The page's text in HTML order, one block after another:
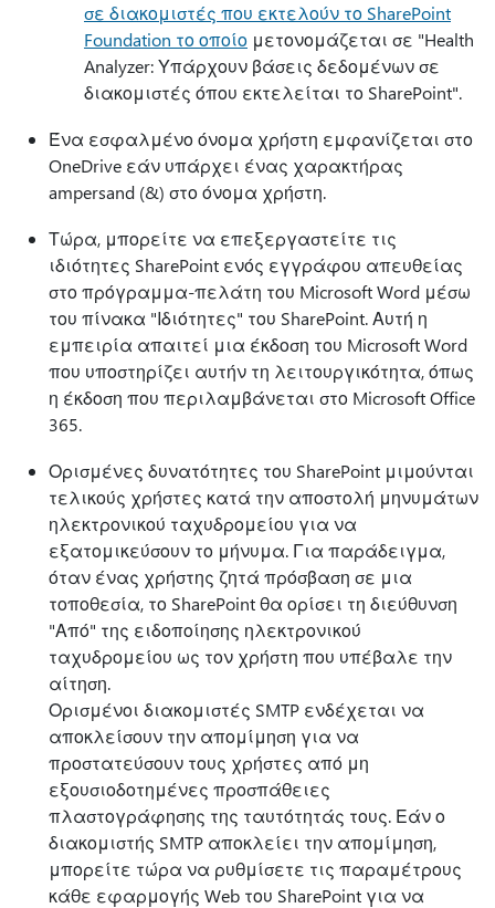
σε διακομιστές που εκτελούν το SharePoint
Foundation το οποίο μετονομάζεται σε "Health
Analyzer: Υπάρχουν βάσεις δεδομένων σε
διακομιστές όπου εκτελείται το SharePoint".
Ένα εσφαλμένο όνομα χρήστη εμφανίζεται στο
OneDrive εάν υπάρχει ένας χαρακτήρας
ampersand (&) στο όνομα χρήστη.
Τώρα, μπορείτε να επεξεργαστείτε τις
ιδιότητες SharePoint ενός εγγράφου απευθείας
στο πρόγραμμα-πελάτη του Microsoft Word μέσω
του πίνακα "Ιδιότητες" του SharePoint. Αυτή η
εμπειρία απαιτεί μια έκδοση του Microsoft Word
που υποστηρίζει αυτήν τη λειτουργικότητα, όπως
η έκδοση που περιλαμβάνεται στο Microsoft Office
365.
Ορισμένες δυνατότητες του SharePoint μιμούνται
τελικούς χρήστες κατά την αποστολή μηνυμάτων
ηλεκτρονικού ταχυδρομείου για να
εξατομικεύσουν το μήνυμα. Για παράδειγμα,
όταν ένας χρήστης ζητά πρόσβαση σε μια
τοποθεσία, το SharePoint θα ορίσει τη διεύθυνση
"Από" της ειδοποίησης ηλεκτρονικού
ταχυδρομείου ως τον χρήστη που υπέβαλε την
αίτηση.
Ορισμένοι διακομιστές SMTP ενδέχεται να
αποκλείσουν την απομίμηση για να
προστατεύσουν τους χρήστες από μη
εξουσιοδοτημένες προσπάθειες
πλαστογράφησης της ταυτότητάς τους. Εάν ο
διακομιστής SMTP αποκλείει την απομίμηση,
μπορείτε τώρα να ρυθμίσετε τις παραμέτρους
κάθε εφαρμογής Web του SharePoint για να